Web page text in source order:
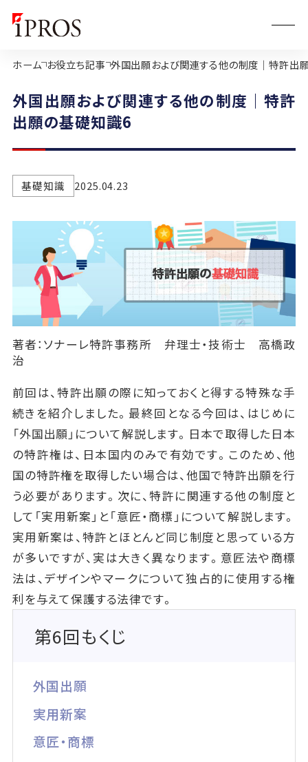
ホーム お役立ち記事 外国出願および関連する他の制度｜特許出
外国出願および関連する他の制度｜特許
出願の基礎知識6
基礎知識 2025.04.23
著者：ソナーレ特許事務所 弁理士・技術士 高橋政
治
前回は、特許出願の際に知っておくと得する特殊な手
続きを紹介しました。最終回となる今回は、はじめに
「外国出願」について解説します。日本で取得した日本
の特許権は、日本国内のみで有効です。このため、他
国の特許権を取得したい場合は、他国で特許出願を行
う必要があります。次に、特許に関連する他の制度と
して「実用新案」と「意匠・商標」について解説します。
実用新案は、特許とほとんど同じ制度と思っている方
が多いですが、実は大きく異なります。意匠法や商標
法は、デザインやマークについて独占的に使用する権
利を与えて保護する法律です。
第6回もくじ
外国出願
実用新案
意匠・商標